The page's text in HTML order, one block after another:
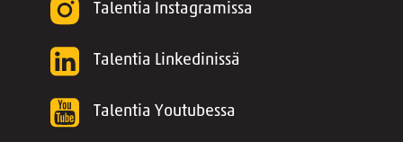
Talentia Instagramissa
Talentia Linkedinissä
Talentia Youtubessa